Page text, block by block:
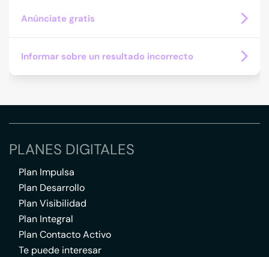
Anúnciate gratis
Informar sobre un resultado incorrecto
PLANES DIGITALES
Plan Impulsa
Plan Desarrollo
Plan Visibilidad
Plan Integral
Plan Contacto Activo
Te puede interesar